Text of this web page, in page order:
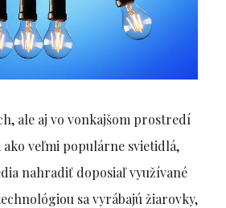
ale aj vo vonkajšom prostredí
veľmi populárne svietidlá,
nahradiť doposiaľ využívané
sa vyrábajú žiarovky,